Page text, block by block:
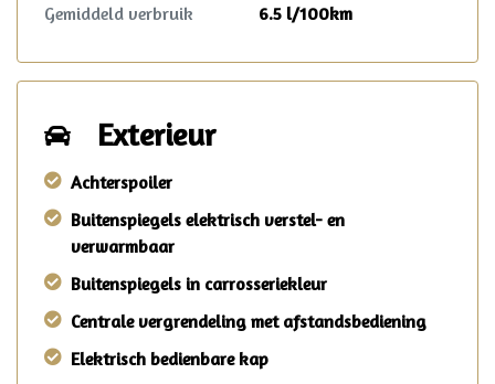
Gemiddeld verbruik
6.5 l/100km
Exterieur
Achterspoiler
Buitenspiegels elektrisch verstel- en
verwarmbaar
Buitenspiegels in carrosseriekleur
Centrale vergrendeling met afstandsbediening
Elektrisch bedienbare kap